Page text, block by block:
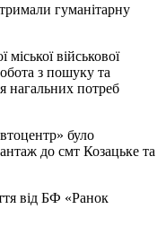
гуманітарну
військової
з пошуку та
нагальних потреб
було
до смт Козацьке та
від БФ «Ранок